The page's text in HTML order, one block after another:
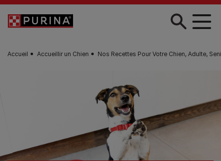
Skip to main content
Accueil Accueillir un Chien Nos Recettes Pour Votre Chien, Adulte,